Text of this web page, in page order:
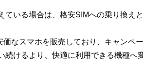
ている場合は、格安SIMへの乗り換え
なスマホを販売しており、キャンペ
続けるより、快適に利用できる機種へ